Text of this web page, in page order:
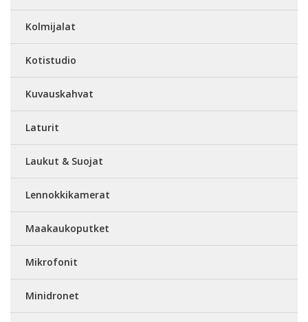
Kolmijalat
Kotistudio
Kuvauskahvat
Laturit
Laukut & Suojat
Lennokkikamerat
Maakaukoputket
Mikrofonit
Minidronet